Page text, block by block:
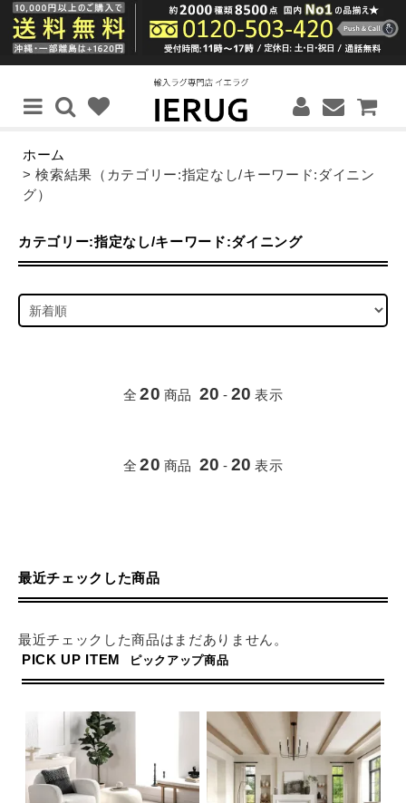
ホーム
> 検索結果（カテゴリー:指定なし/キーワード:ダイニン
グ）
カテゴリー:指定なし/キーワード:ダイニング
全 20 商品 20 - 20 表示
全 20 商品 20 - 20 表示
最近チェックした商品
最近チェックした商品はまだありません。
PICK UP ITEM
ピックアップ商品